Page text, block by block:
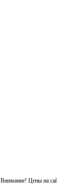
Внимание! Цены на